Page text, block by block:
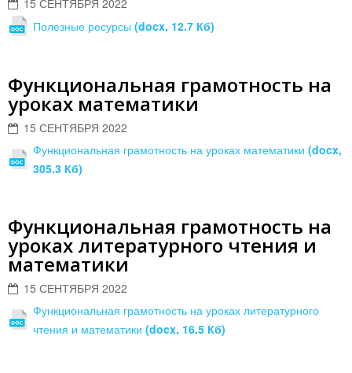
15 СЕНТЯБРЯ 2022
Полезные ресурсы (docx, 12.7 Кб)
Функциональная грамотность на
уроках математики
15 СЕНТЯБРЯ 2022
Функциональная грамотность на уроках математики (docx,
305.3 Кб)
Функциональная грамотность на
уроках литературного чтения и
математики
15 СЕНТЯБРЯ 2022
Функциональная грамотность на уроках литературного
чтения и математики (docx, 16.5 Кб)